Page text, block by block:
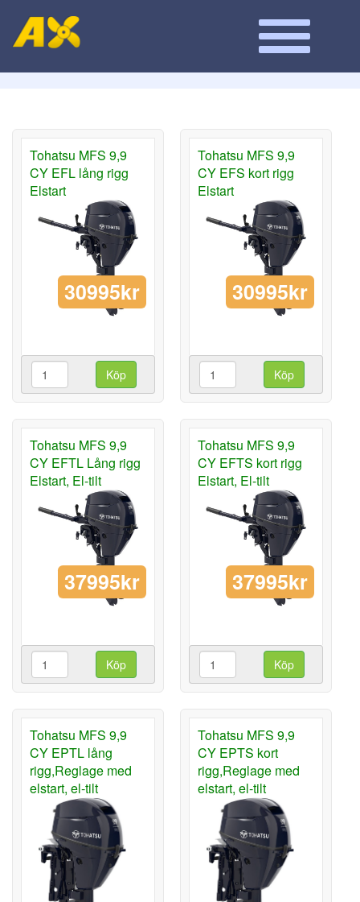
Tohatsu MFS 9,9
CY EFL lång rigg
Elstart
30995kr
Köp
Tohatsu MFS 9,9
CY EFS kort rigg
Elstart
30995kr
Köp
Tohatsu MFS 9,9
CY EFTL Lång rigg
Elstart, El-tilt
37995kr
Köp
Tohatsu MFS 9,9
CY EFTS kort rigg
Elstart, El-tilt
37995kr
Köp
Tohatsu MFS 9,9
CY EPTL lång
rigg,Reglage med
elstart, el-tilt
Tohatsu MFS 9,9
CY EPTS kort
rigg,Reglage med
elstart, el-tilt